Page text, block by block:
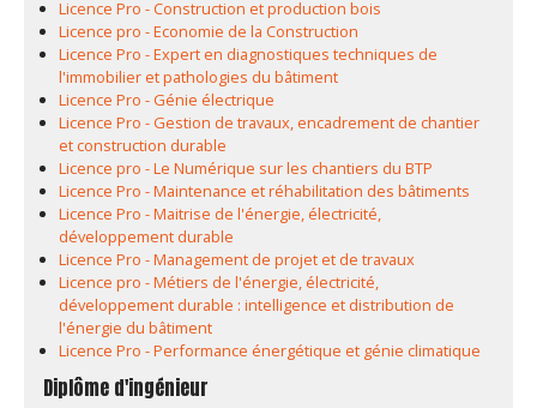
Licence Pro - Construction et production bois
Licence pro - Economie de la Construction
Licence Pro - Expert en diagnostiques techniques de
l'immobilier et pathologies du bâtiment
Licence Pro - Génie électrique
Licence Pro - Gestion de travaux, encadrement de chantier
et construction durable
Licence pro - Le Numérique sur les chantiers du BTP
Licence Pro - Maintenance et réhabilitation des bâtiments
Licence Pro - Maitrise de l'énergie, électricité,
développement durable
Licence Pro - Management de projet et de travaux
Licence pro - Métiers de l'énergie, électricité,
développement durable : intelligence et distribution de
l'énergie du bâtiment
Licence Pro - Performance énergétique et génie climatique
Diplôme d'ingénieur